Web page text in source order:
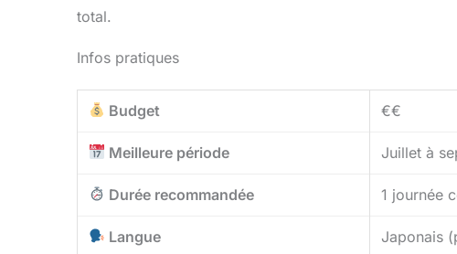
total.
Infos pratiques
Budget €€
Meilleure période Juillet à
Durée recommandée 1 journée
Langue Japonais